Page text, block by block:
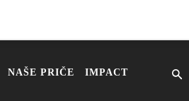
NAŠE PRIČE IMPACT